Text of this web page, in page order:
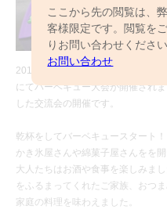
ここから先の閲覧は、
客様限定です。閲覧を
りお問い合わせください
お問い合わせ
2019年8月24日（土）、「ボック
にてバーベキュー大会が開催され
した交流会の開催です。
乾杯をしてバーベキュースタート！
かき氷屋さんや綿菓子屋さんをを
大人たちはお酒や食事を楽しみま
をふるまってくれたご家族、おつ
家庭の料理を味わえました。